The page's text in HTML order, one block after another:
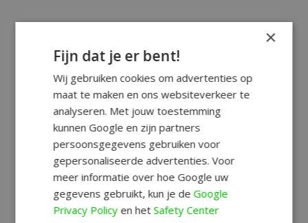
×
Fijn dat je er bent!
Wij gebruiken cookies om advertenties op
maat te maken en ons websiteverkeer te
analyseren. Met jouw toestemming
kunnen Google en zijn partners
persoonsgegevens gebruiken voor
gepersonaliseerde advertenties. Voor
meer informatie over hoe Google uw
gegevens gebruikt, kun je deGoogle
Privacy Policyen hetSafety Center